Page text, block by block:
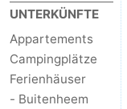
de
Mantelingen
Domburg
-
Zoutelande
-
UNTERKÜNFTE
Appartements
Campingplätze
Ferienhäuser
- Buitenheem